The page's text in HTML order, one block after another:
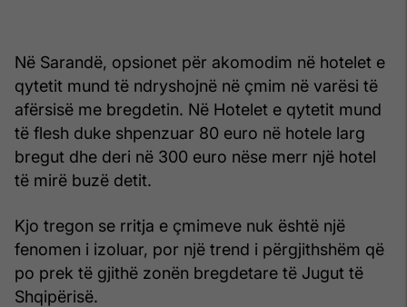
Në Sarandë, opsionet për akomodim në hotelet e
qytetit mund të ndryshojnë në çmim në varësi të
afërsisë me bregdetin. Në Hotelet e qytetit mund
të flesh duke shpenzuar 80 euro në hotele larg
bregut dhe deri në 300 euro nëse merr një hotel
të mirë buzë detit.
Kjo tregon se rritja e çmimeve nuk është një
fenomen i izoluar, por një trend i përgjithshëm që
po prek të gjithë zonën bregdetare të Jugut të
Shqipërisë.